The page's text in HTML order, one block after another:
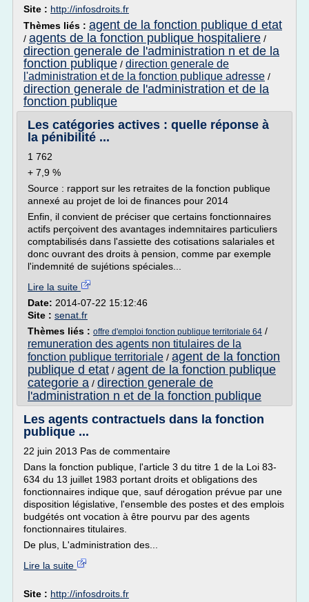
Site : http://infosdroits.fr
Thèmes liés : agent de la fonction publique d etat
/ agents de la fonction publique hospitaliere /
direction generale de l'administration n et de la
fonction publique / direction generale de
l'administration et de la fonction publique adresse /
direction generale de l'administration et de la
fonction publique
Les catégories actives : quelle réponse à
la pénibilité ...
1 762
+ 7,9 %
Source : rapport sur les retraites de la fonction publique
annexé au projet de loi de finances pour 2014
Enfin, il convient de préciser que certains fonctionnaires
actifs perçoivent des avantages indemnitaires particuliers
comptabilisés dans l'assiette des cotisations salariales et
donc ouvrant des droits à pension, comme par exemple
l'indemnité de sujétions spéciales...
Lire la suite
Date: 2014-07-22 15:12:46
Site : senat.fr
Thèmes liés : offre d'emploi fonction publique territoriale 64 /
remuneration des agents non titulaires de la
fonction publique territoriale / agent de la fonction
publique d etat / agent de la fonction publique
categorie a / direction generale de
l'administration n et de la fonction publique
Les agents contractuels dans la fonction
publique ...
22 juin 2013 Pas de commentaire
Dans la fonction publique, l'article 3 du titre 1 de la Loi 83-
634 du 13 juillet 1983 portant droits et obligations des
fonctionnaires indique que, sauf dérogation prévue par une
disposition législative, l'ensemble des postes et des emplois
budgétés ont vocation à être pourvu par des agents
fonctionnaires titulaires.
De plus, L'administration des...
Lire la suite
Site : http://infosdroits.fr